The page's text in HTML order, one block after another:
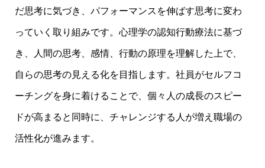
だ思考に気づき、パフォーマンスを伸ばす思考に変わ
っていく取り組みです。心理学の認知行動療法に基づ
き、人間の思考、感情、行動の原理を理解した上で、
自らの思考の見える化を目指します。社員がセルフコ
ーチングを身に着けることで、個々人の成長のスピー
ドが高まると同時に、チャレンジする人が増え職場の
活性化が進みます。